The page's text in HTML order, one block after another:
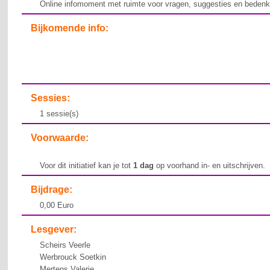
Online infomoment met ruimte voor vragen, suggesties en
Bijkomende info:
Sessies:
1 sessie(s)
Voorwaarde:
Voor dit initiatief kan je tot1 dag op voorhand in- en uitschrijven.
Bijdrage:
0,00 Euro
Lesgever:
Scheirs Veerle
Werbrouck Soetkin